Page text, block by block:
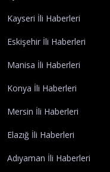
Kayseri İli Haberleri
Eskişehir İli Haberleri
Manisa İli Haberleri
Konya İli Haberleri
Mersin İli Haberleri
Elazığ İli Haberleri
Adıyaman İli Haberleri